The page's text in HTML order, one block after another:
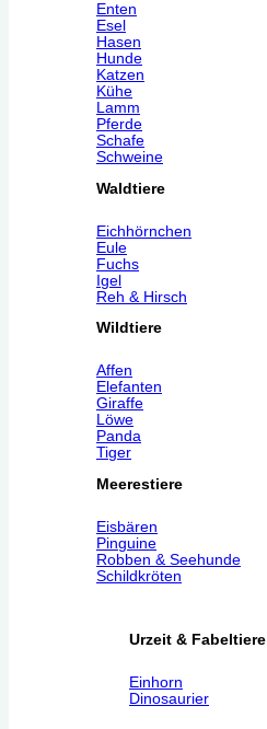
Enten
Esel
Hasen
Hunde
Katzen
Kühe
Lamm
Pferde
Schafe
Schweine
Waldtiere
Eichhörnchen
Eule
Fuchs
Igel
Reh & Hirsch
Wildtiere
Affen
Elefanten
Giraffe
Löwe
Panda
Tiger
Meerestiere
Eisbären
Pinguine
Robben & Seehunde
Schildkröten
Urzeit & Fabeltiere
Einhorn
Dinosaurier